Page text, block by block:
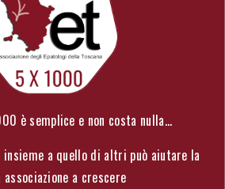
è semplice e non costa nulla...
insieme a quello di altri può aiutare la
associazione a crescere